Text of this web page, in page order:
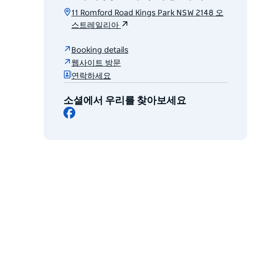
11 Romford Road Kings Park NSW 2148 오
스트레일리아
Booking details
웹사이트 방문
연락하세요
소셜에서 우리를 찾아보세요
Facebook